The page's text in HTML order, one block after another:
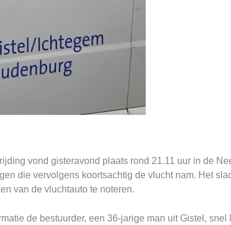
vond gisteravond plaats rond 21.11 uur in de
die vervolgens koortsachtig de vlucht nam. Het
van de vluchtauto te noteren.
de bestuurder, een 36-jarige man uit Gistel,